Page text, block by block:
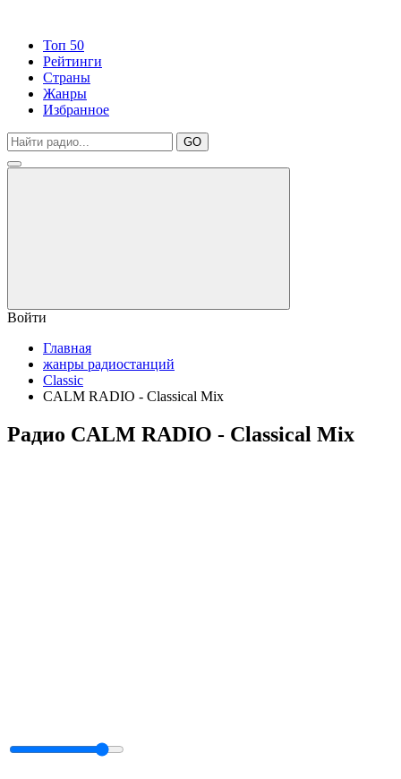
Топ 50
Рейтинги
Страны
Жанры
Избранное
GO
Войти
Главная
жанры радиостанций
Classic
CALM RADIO - Classical Mix
Радио CALM RADIO - Classical Mix